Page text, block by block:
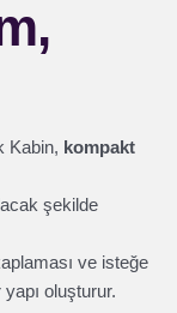
Kabin, kompakt
şekilde
ve isteğe
oluşturur.